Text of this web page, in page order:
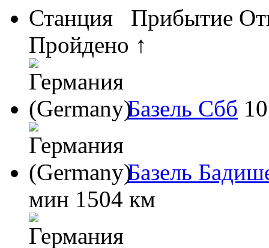
Станция
Прибытие
Пройдено ↑
Базель Сбб
Базель
мин 1504 км